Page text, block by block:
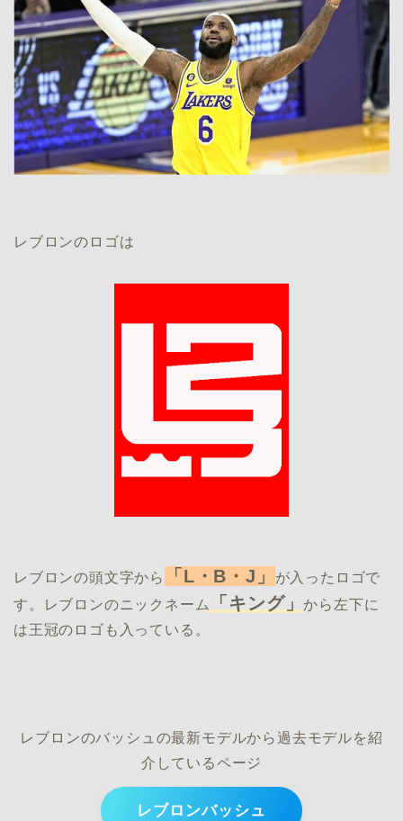
レブロンのロゴは
レブロンの頭文字から 「L・B・J」
が入ったロゴで
す。レブロンのニックネーム
「キング」から左下に
は王冠のロゴも入っている。
レブロンのバッシュの最新モデルから過去モデルを紹
介しているページ
レブロンバッシュ